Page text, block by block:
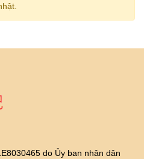
do Ủy ban nhân dân